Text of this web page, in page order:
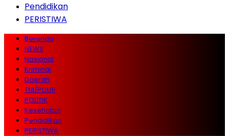
Pendidikan
PERISTIWA
Beranda
NEWS
Nasional
Kriminal
Daerah
TNI/POLRI
POLITIK
Kesehatan
Pendidikan
PERISTIWA